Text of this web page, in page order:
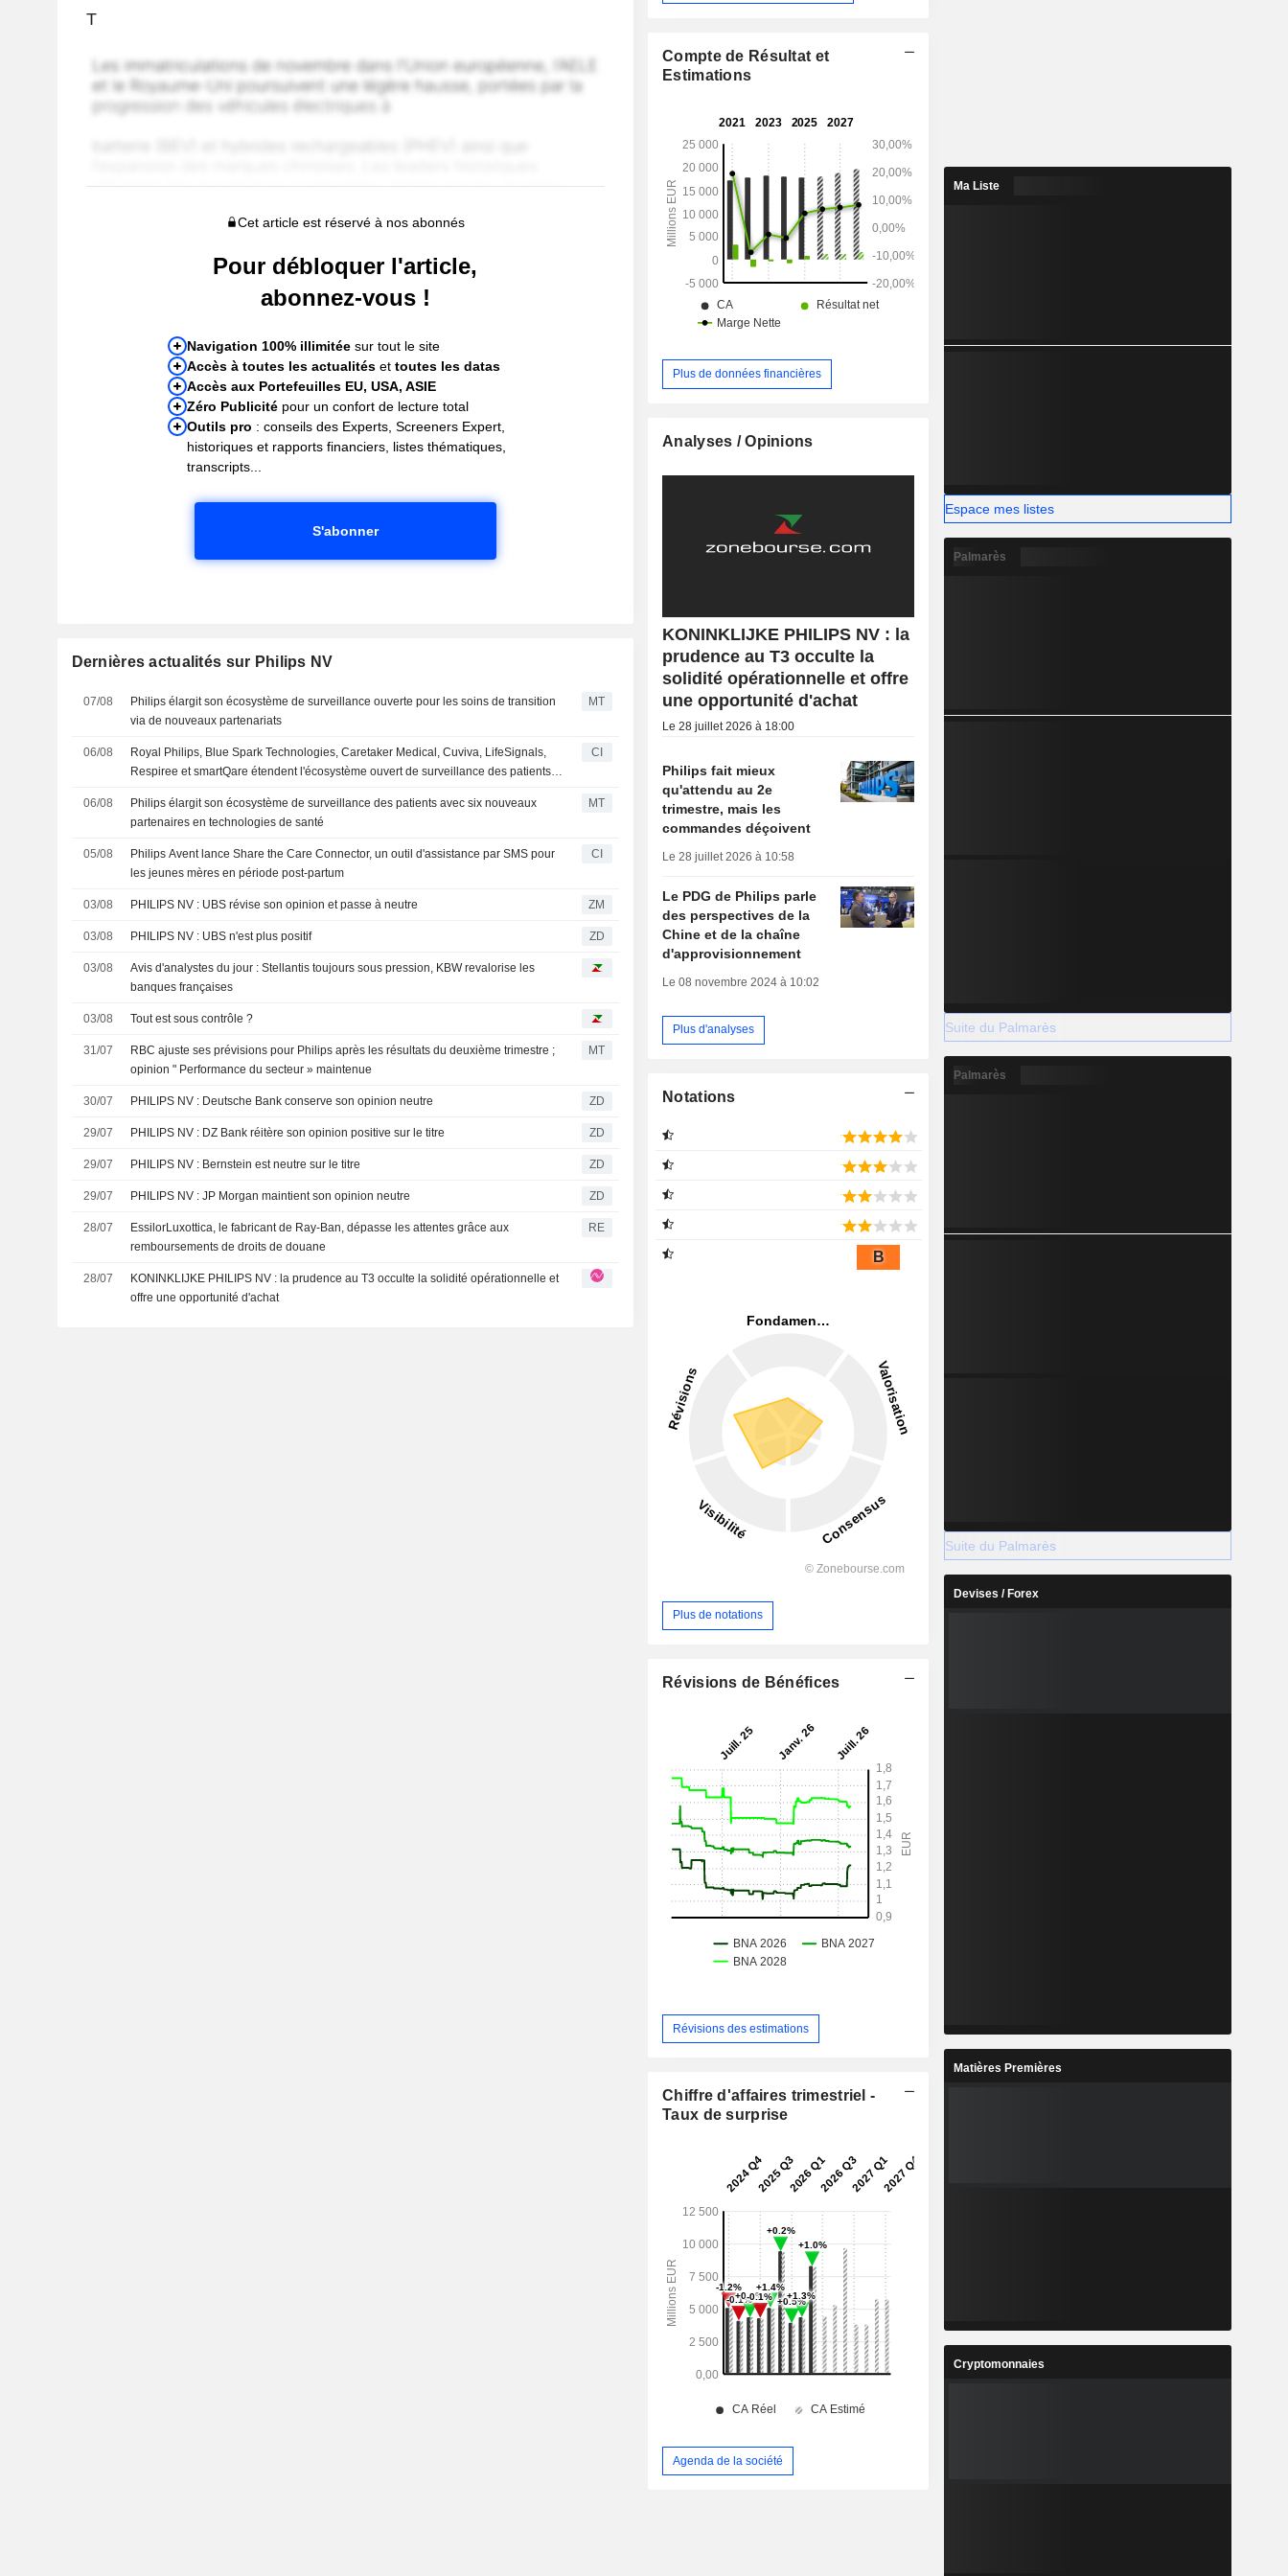
T
Cet article est réservé à nos abonnés
Pour débloquer l'article,
abonnez-vous !
Navigation 100% illimitée sur tout le site
Accès à toutes les actualités ettoutes les datas
Accès aux Portefeuilles EU, USA, ASIE
Zéro Publicité pour un confort de lecture total
Outils pro : conseils des Experts, Screeners Expert,
historiques et rapports financiers, listes thématiques,
transcripts...
S'abonner
Dernières actualités sur Philips NV
07/08
Philips élargit son écosystème de surveillance ouverte pour les soins de transition
via de nouveaux partenariats
MT
06/08
Royal Philips, Blue Spark Technologies, Caretaker Medical, Cuviva, LifeSignals,
Respiree et smartQare étendent l'écosystème ouvert de surveillance des patients
CI
06/08
Philips élargit son écosystème de surveillance des patients avec six nouveaux
partenaires en technologies de santé
MT
05/08
Philips Avent lance Share the Care Connector, un outil d'assistance par SMS pour
les jeunes mères en période post-partum
CI
03/08 PHILIPS NV : UBS révise son opinion et passe à neutre ZM
03/08 PHILIPS NV : UBS n'est plus positif ZD
03/08
Avis d'analystes du jour : Stellantis toujours sous pression, KBW revalorise les
banques françaises
03/08 Tout est sous contrôle ?
31/07
RBC ajuste ses prévisions pour Philips après les résultats du deuxième trimestre ;
opinion " Performance du secteur » maintenue
MT
30/07 PHILIPS NV : Deutsche Bank conserve son opinion neutre ZD
29/07 PHILIPS NV : DZ Bank réitère son opinion positive sur le titre ZD
29/07 PHILIPS NV : Bernstein est neutre sur le titre ZD
29/07 PHILIPS NV : JP Morgan maintient son opinion neutre ZD
28/07
EssilorLuxottica, le fabricant de Ray-Ban, dépasse les attentes grâce aux
remboursements de droits de douane
RE
28/07
KONINKLIJKE PHILIPS NV : la prudence au T3 occulte la solidité opérationnelle et
offre une opportunité d'achat
Compte de Résultat et
Estimations
Plus de données financières
Analyses / Opinions
KONINKLIJKE PHILIPS NV : la
prudence au T3 occulte la
solidité opérationnelle et offre
une opportunité d'achat
Le 28 juillet 2026 à 18:00
Philips fait mieux
qu'attendu au 2e
trimestre, mais les
commandes déçoivent
Le 28 juillet 2026 à 10:58
Le PDG de Philips parle
des perspectives de la
Chine et de la chaîne
d'approvisionnement
Le 08 novembre 2024 à 10:02
Plus d'analyses
Notations
B
Plus de notations
Révisions de Bénéfices
Révisions des estimations
Chiffre d'affaires trimestriel -
Taux de surprise
Agenda de la société
Ma Liste
Espace mes listes
Palmarès
Suite du Palmarès
Palmarès
Suite du Palmarès
Devises / Forex
Matières Premières
Cryptomonnaies